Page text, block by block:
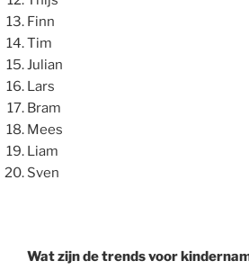
Finn
Tim
Julian
Lars
Bram
Mees
Liam
Sven
Wat zijn de trends voor